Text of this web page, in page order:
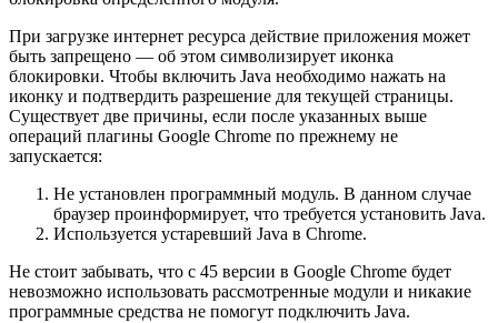
При загрузке интернет ресурса действие приложения может
быть запрещено — об этом символизирует иконка
блокировки. Чтобы включить Java необходимо нажать на
иконку и подтвердить разрешение для текущей страницы.
Существует две причины, если после указанных выше
операций плагины Google Chrome по прежнему не
запускается:
Не установлен программный модуль. В данном случае
браузер проинформирует, что требуется установить Java.
Используется устаревший Java в Chrome.
Не стоит забывать, что с 45 версии в Google Chrome будет
невозможно использовать рассмотренные модули и никакие
программные средства не помогут подключить Java.